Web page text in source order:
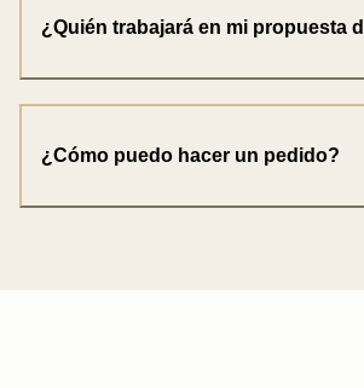
¿Quién trabajará en mi propuesta
¿Cómo puedo hacer un pedido?